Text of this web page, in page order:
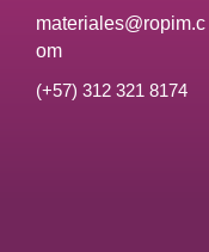
materiales@ropim.c
om
(+57) 312 321 8174